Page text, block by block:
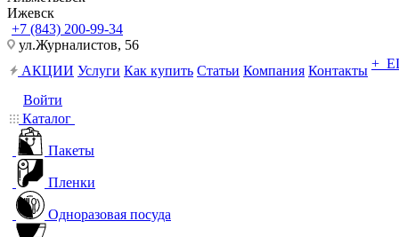
Ижевск
+7 (843) 200-99-34
ул.Журналистов, 56
АКЦИИ Услуги Как купить Статьи Компания Контакты +
Войти
Каталог
Пакеты
Пленки
Одноразовая посуда